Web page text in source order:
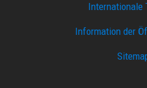
Internationale
Information der